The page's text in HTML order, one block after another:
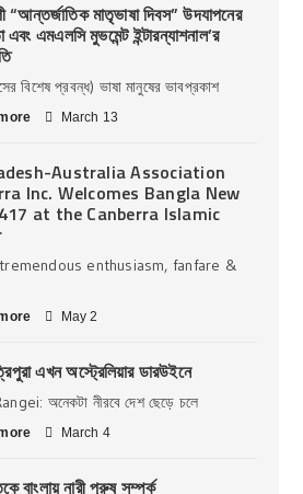
“আন্তর্জাতিক মাতৃভাষা দিবস” উদযাপনের
এবং এমএলসি মুভমেন্ট ইন্টারন্যাশনাল’র
বিশেষ প্রবন্ধ) ভাষা মানুষের ভাবপ্রকাশ
March 13
Australia Association
Inc. Welcomes Bangla New
at the Canberra Islamic
enthusiasm, fanfare &
May 2
এখন অস্ট্রেলিয়ার ডারউইনে
অনেকটা নীরবে দেশ ছেড়ে চলে
March 4
বাংলায় নারী পুরুষ সম্পর্ক